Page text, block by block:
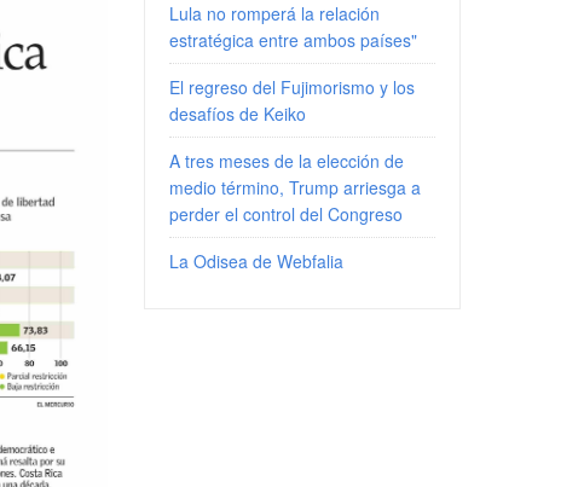
Lula no romperá la relación
estratégica entre ambos países"
El regreso del Fujimorismo y los
desafíos de Keiko
A tres meses de la elección de
medio término, Trump arriesga a
perder el control del Congreso
La Odisea de Webfalia